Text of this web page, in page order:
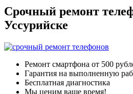
Срочный ремонт
Уссурийске
Ремонт смартфона от 500
Гарантия на выполненную
Бесплатная диагностика
Мы ценим ваше время!